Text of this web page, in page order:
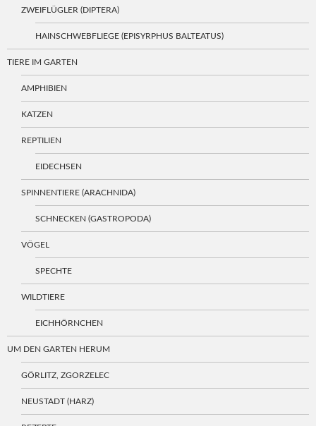
ZWEIFLÜGLER (DIPTERA)
HAINSCHWEBFLIEGE (EPISYRPHUS BALTEATUS)
TIERE IM GARTEN
AMPHIBIEN
KATZEN
REPTILIEN
EIDECHSEN
SPINNENTIERE (ARACHNIDA)
SCHNECKEN (GASTROPODA)
VÖGEL
SPECHTE
WILDTIERE
EICHHÖRNCHEN
UM DEN GARTEN HERUM
GÖRLITZ, ZGORZELEC
NEUSTADT (HARZ)